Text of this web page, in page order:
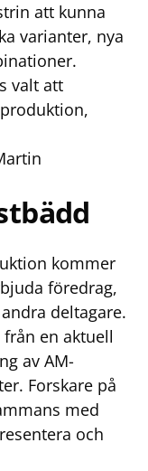
att kunna
varianter, nya
valt att
kommer
föredrag,
deltagare.
en aktuell
av AM-
Forskare på
med
och